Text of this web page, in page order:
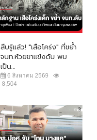
สืบรู้แล้ว! "เสือโคร่ง" ที่ขย้ำ
จนท.ห้วยขาแข้งดับ พบ
เป็น...
6 สิงหาคม 2569
8,504